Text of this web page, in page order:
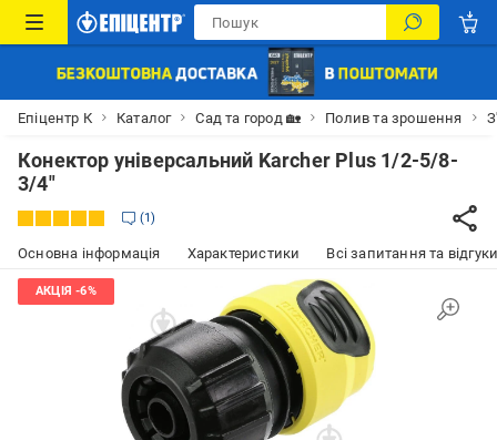
Епіцентр К Каталог Сад та город 🏡 Полив та зрошення
Конектор універсальний Karcher Plus 1/2-5/8-
3/4"
1
Основна інформація Характеристики Всі запитання та